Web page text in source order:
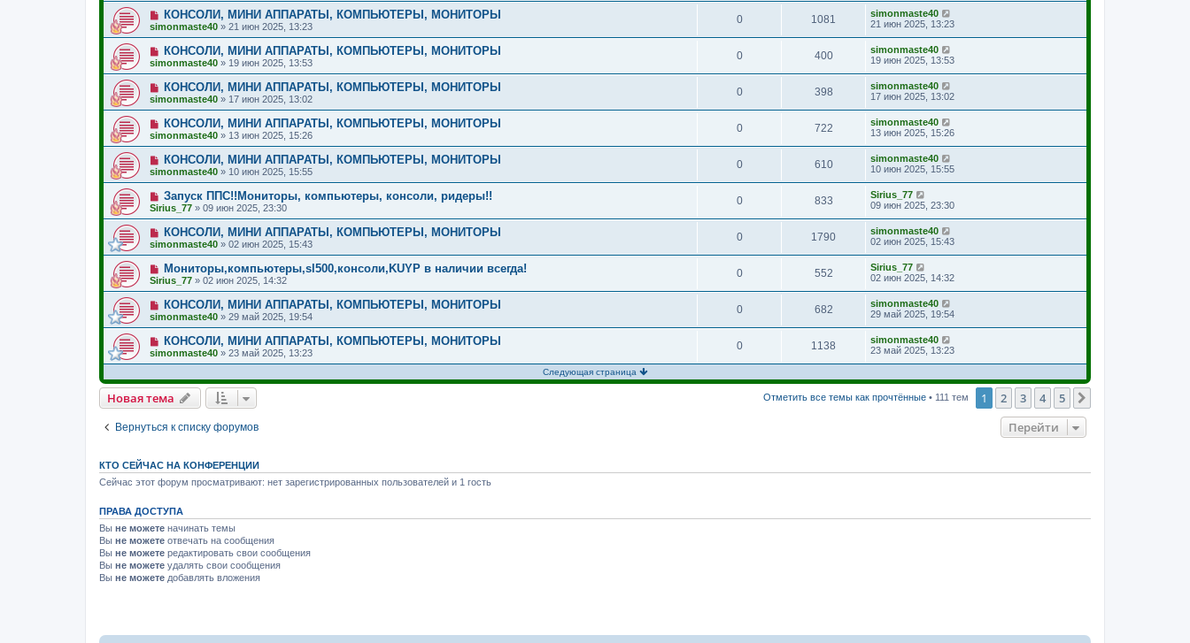
КОНСОЛИ, МИНИ АППАРАТЫ, КОМПЬЮТЕРЫ, МОНИТОРЫ
simonmaste40 » 21 июн 2025, 13:23
0 1081
simonmaste40
21 июн 2025, 13:23
КОНСОЛИ, МИНИ АППАРАТЫ, КОМПЬЮТЕРЫ, МОНИТОРЫ
simonmaste40 » 19 июн 2025, 13:53
0 400
simonmaste40
19 июн 2025, 13:53
КОНСОЛИ, МИНИ АППАРАТЫ, КОМПЬЮТЕРЫ, МОНИТОРЫ
simonmaste40 » 17 июн 2025, 13:02
0 398
simonmaste40
17 июн 2025, 13:02
КОНСОЛИ, МИНИ АППАРАТЫ, КОМПЬЮТЕРЫ, МОНИТОРЫ
simonmaste40 » 13 июн 2025, 15:26
0 722
simonmaste40
13 июн 2025, 15:26
КОНСОЛИ, МИНИ АППАРАТЫ, КОМПЬЮТЕРЫ, МОНИТОРЫ
simonmaste40 » 10 июн 2025, 15:55
0 610
simonmaste40
10 июн 2025, 15:55
Запуск ППС!!Мониторы, компьютеры, консоли, ридеры!!
Sirius_77 » 09 июн 2025, 23:30
0 833
Sirius_77
09 июн 2025, 23:30
КОНСОЛИ, МИНИ АППАРАТЫ, КОМПЬЮТЕРЫ, МОНИТОРЫ
simonmaste40 » 02 июн 2025, 15:43
0 1790
simonmaste40
02 июн 2025, 15:43
Мониторы,компьютеры,sl500,консоли,KUYP в наличии всегда!
Sirius_77 » 02 июн 2025, 14:32
0 552
Sirius_77
02 июн 2025, 14:32
КОНСОЛИ, МИНИ АППАРАТЫ, КОМПЬЮТЕРЫ, МОНИТОРЫ
simonmaste40 » 29 май 2025, 19:54
0 682
simonmaste40
29 май 2025, 19:54
КОНСОЛИ, МИНИ АППАРАТЫ, КОМПЬЮТЕРЫ, МОНИТОРЫ
simonmaste40 » 23 май 2025, 13:23
0 1138
simonmaste40
23 май 2025, 13:23
Следующая страница
Новая тема Отметить все темы как прочтённые • 111 тем 1 2 3 4 5
Вернуться к списку форумов Перейти
КТО СЕЙЧАС НА КОНФЕРЕНЦИИ
Сейчас этот форум просматривают: нет зарегистрированных пользователей и 1 гость
ПРАВА ДОСТУПА
Вы не можете начинать темы
Вы не можете отвечать на сообщения
Вы не можете редактировать свои сообщения
Вы не можете удалять свои сообщения
Вы не можете добавлять вложения